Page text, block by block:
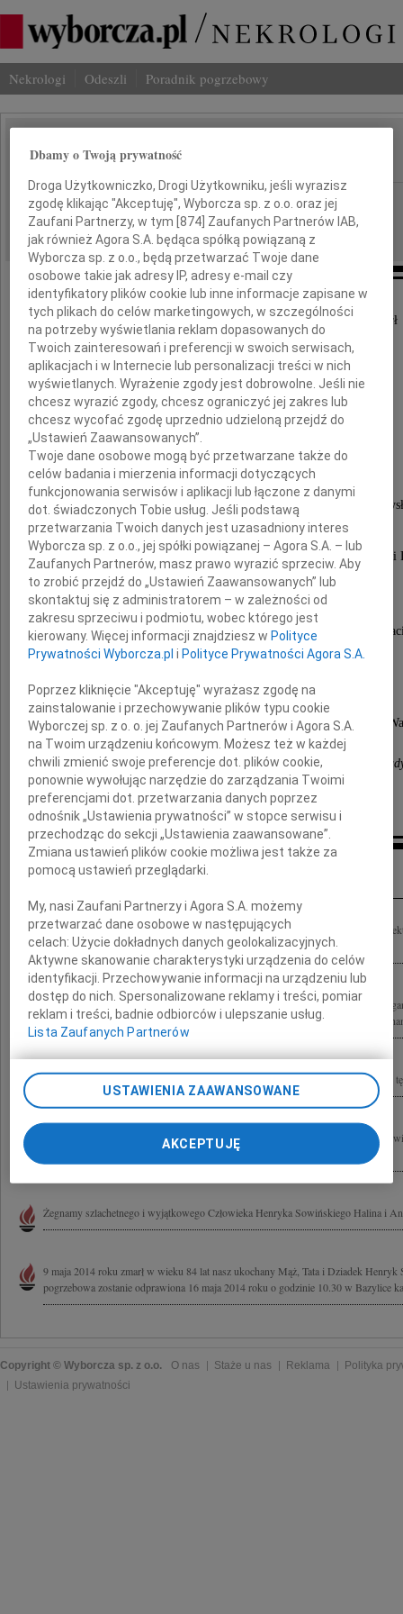
Nekrologi Odeszli Poradnik pogrzebowy
IMIĘ I NAZWISKO: Henryk Sowiński
REGION: Warszawa
DATA EMISJI: 13.05.2014
Dnia 9 maja 2014 roku, w wieku 84 lat, zmarł
Henryk Sowiński
wieloletni nauczyciel,
wicedyrektor i dyrektor VIII Liceum im. Króla
w Warszawie,
autor Monografii Naszej Szkoły,
Honorowy Członek Koła Wychowanków Gimnazjum i
im. Króla Władysława IV w Warszawie.
Cześć Jego pamięci!
Łączymy się w bólu z Rodziną i innymi Jego
16 maja 2014 roku o godzinie 10.30
w katedrze pw. św. Floriana na Pradze,
po którym nastąpi pogrzeb na cmentarzu w Marysinie
Koło Wychowanków Gimnazjum i Liceum im. Króla
w Warszawie
Inne kondolencje
Wyrazy głębokiego współczucia Rodzinie Henryka Sowińskiego nauczyciela,
Człowieka składa Katarzyna Dulinicz
"Nie zgaśnie tej przyjaźni żar, co połączyła nas, Nie pozwolimy, by ją starł
Sowińskiego Dyrektora Liceum im. Władysława IV w latach 1970-1993, zawsze
Śp. Henryk Sowiński Do widzenia Dyrektorze... Do zobaczenia po drugiej stronie
Żegnamy ze smutkiem Henryka Sowińskiego wspaniałego Pedagoga i Przyjaciela
"Władysławiaków" maturzyści 1955 - klasa łacińska
Żegnamy szlachetnego i wyjątkowego Człowieka Henryka Sowińskiego Halina i
9 maja 2014 roku zmarł w wieku 84 lat nasz ukochany Mąż, Tata i Dziadek
pogrzebowa zostanie odprawiona 16 maja 2014 roku o godzinie 10.30 w Bazylice
Copyright © Wyborcza sp. z o.o. O nas Staże u nas Reklama
Polityka
Ustawienia prywatności
Dbamy o Twoją prywatność
Droga Użytkowniczko, Drogi Użytkowniku, jeśli wyrazisz
zgodę klikając "Akceptuję", Wyborcza sp. z o.o. oraz jej
Zaufani Partnerzy, w tym [874 ] Zaufanych Partnerów IAB,
jak również Agora S.A. będąca spółką powiązaną z
Wyborcza sp. z o.o., będą przetwarzać Twoje dane
osobowe takie jak adresy IP, adresy e-mail czy
identyfikatory plików cookie lub inne informacje zapisane w
tych plikach do celów marketingowych, w szczególności
na potrzeby wyświetlania reklam dopasowanych do
Twoich zainteresowań i preferencji w swoich serwisach,
aplikacjach i w Internecie lub personalizacji treści w nich
wyświetlanych. Wyrażenie zgody jest dobrowolne. Jeśli nie
chcesz wyrazić zgody, chcesz ograniczyć jej zakres lub
chcesz wycofać zgodę uprzednio udzieloną przejdź do
„Ustawień Zaawansowanych”.
Twoje dane osobowe mogą być przetwarzane także do
celów badania i mierzenia informacji dotyczących
funkcjonowania serwisów i aplikacji lub łączone z danymi
dot. świadczonych Tobie usług. Jeśli podstawą
przetwarzania Twoich danych jest uzasadniony interes
Wyborcza sp. z o.o., jej spółki powiązanej – Agora S.A. – lub
Zaufanych Partnerów, masz prawo wyrazić sprzeciw. Aby
to zrobić przejdź do „Ustawień Zaawansowanych” lub
skontaktuj się z administratorem – w zależności od
zakresu sprzeciwu i podmiotu, wobec którego jest
kierowany. Więcej informacji znajdziesz w Polityce
Prywatności Wyborcza.pl i Polityce Prywatności Agora S.A.
Poprzez kliknięcie "Akceptuję" wyrażasz zgodę na
zainstalowanie i przechowywanie plików typu cookie
Wyborczej sp. z o. o. jej Zaufanych Partnerów i Agora S.A.
na Twoim urządzeniu końcowym. Możesz też w każdej
chwili zmienić swoje preferencje dot. plików cookie,
ponownie wywołując narzędzie do zarządzania Twoimi
preferencjami dot. przetwarzania danych poprzez
odnośnik „Ustawienia prywatności” w stopce serwisu i
przechodząc do sekcji „Ustawienia zaawansowane”.
Zmiana ustawień plików cookie możliwa jest także za
pomocą ustawień przeglądarki.
My, nasi Zaufani Partnerzy i Agora S.A. możemy
przetwarzać dane osobowe w następujących
celach:Użycie dokładnych danych geolokalizacyjnych.
Aktywne skanowanie charakterystyki urządzenia do celów
identyfikacji. Przechowywanie informacji na urządzeniu lub
dostęp do nich. Spersonalizowane reklamy i treści, pomiar
reklam i treści, badnie odbiorców i ulepszanie usług.
Lista Zaufanych Partnerów
USTAWIENIA ZAAWANSOWANE
AKCEPTUJĘ